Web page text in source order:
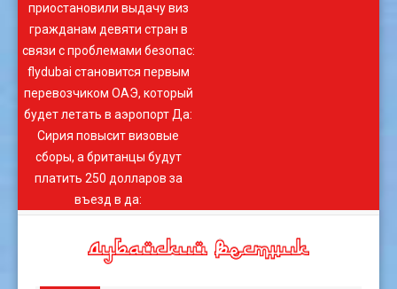
приостановили выдачу виз
гражданам девяти стран в
связи с проблемами безопас:
flydubai становится первым
перевозчиком ОАЭ, который
будет летать в аэропорт Да:
Сирия повысит визовые
сборы, а британцы будут
платить 250 долларов за
въезд в да: